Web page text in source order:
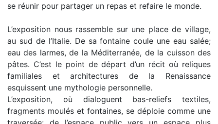
se réunir pour partager un repas et refaire le monde.
L’exposition nous rassemble sur une place de village,
au sud de l’Italie. De sa fontaine coule une eau salée;
eau des larmes, de la Méditerranée, de la cuisson des
pâtes. C’est le point de départ d’un récit où reliques
familiales et architectures de la Renaissance
esquissent une mythologie personnelle.
L’exposition, où dialoguent bas-reliefs textiles,
fragments moulés et fontaines, se déploie comme une